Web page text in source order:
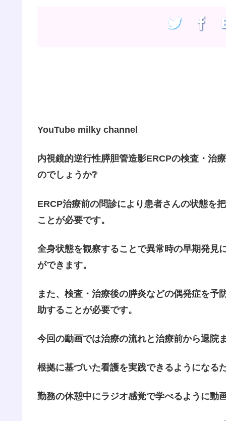
YouTube milky channel
内視鏡的逆行性膵胆管造影ERCPの検査・治
のでしょうか❔
ERCP治療前の問診により患者さんの状態を
ことが必要です。
全身状態を観察することで異常時の早期発見
ができます。
また、検査・治療後の膵炎などの偶発症を予
助することが必要です。
今回の動画では治療の流れと治療前から退院
根拠に基づいた看護を実践できるようになる
勤務の休憩中にラジオ感覚で学べるように動